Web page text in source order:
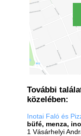
További
közelében:
Inotai Faló és
büfé, menza,
1 Vásárhelyi